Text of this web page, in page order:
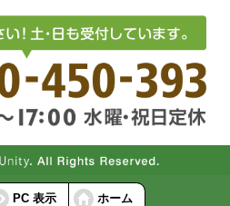
PC 表示 ホーム